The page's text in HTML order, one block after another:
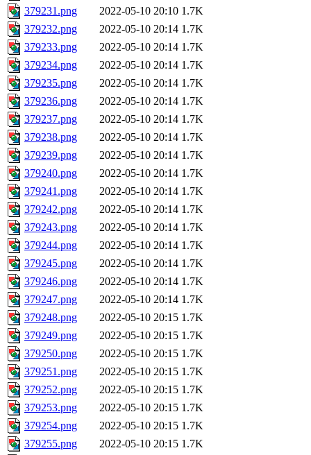
379231.png
2022-05-10 20:10 1.7K
379232.png
2022-05-10 20:14 1.7K
379233.png
2022-05-10 20:14 1.7K
379234.png
2022-05-10 20:14 1.7K
379235.png
2022-05-10 20:14 1.7K
379236.png
2022-05-10 20:14 1.7K
379237.png
2022-05-10 20:14 1.7K
379238.png
2022-05-10 20:14 1.7K
379239.png
2022-05-10 20:14 1.7K
379240.png
2022-05-10 20:14 1.7K
379241.png
2022-05-10 20:14 1.7K
379242.png
2022-05-10 20:14 1.7K
379243.png
2022-05-10 20:14 1.7K
379244.png
2022-05-10 20:14 1.7K
379245.png
2022-05-10 20:14 1.7K
379246.png
2022-05-10 20:14 1.7K
379247.png
2022-05-10 20:14 1.7K
379248.png
2022-05-10 20:15 1.7K
379249.png
2022-05-10 20:15 1.7K
379250.png
2022-05-10 20:15 1.7K
379251.png
2022-05-10 20:15 1.7K
379252.png
2022-05-10 20:15 1.7K
379253.png
2022-05-10 20:15 1.7K
379254.png
2022-05-10 20:15 1.7K
379255.png
2022-05-10 20:15 1.7K